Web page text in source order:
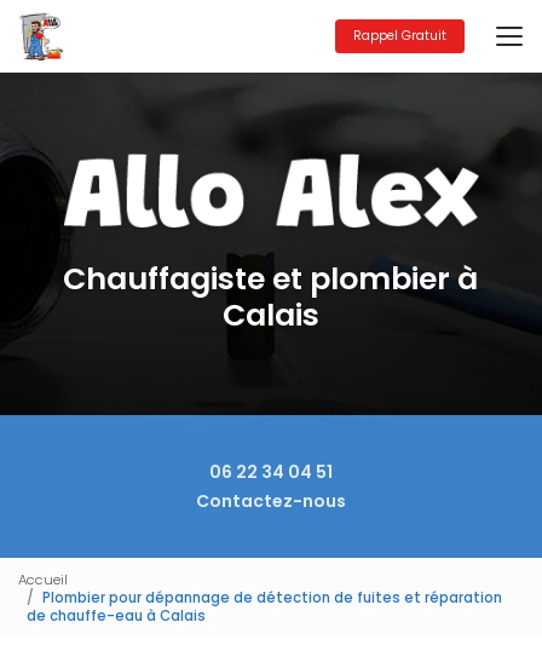
Aller
au
contenu
principal
Rappel Gratuit
Chauffagiste et plombier à
Calais
06 22 34 04 51
Contactez-nous
Accueil
Plombier pour dépannage de détection de fuites et réparation
de chauffe-eau à Calais